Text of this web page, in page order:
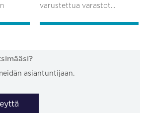
varustettua varastot...
asiantuntijaan.